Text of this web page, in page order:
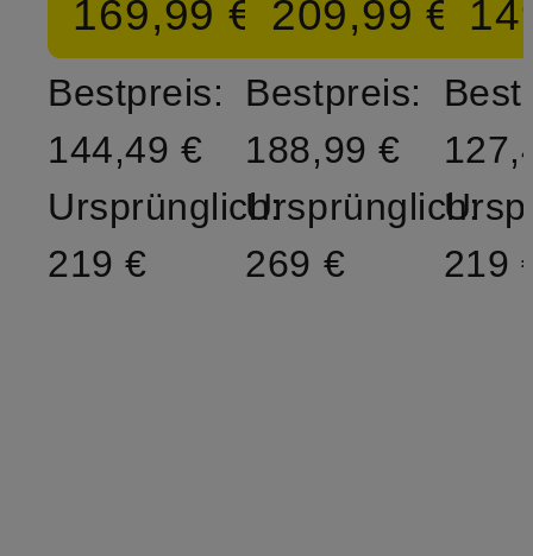
169,99 €
Bestpreis:
144,49 €
Ursprünglich:
219 €
209,99 €
Bestpreis:
188,99 €
Ursprünglich:
269 €
219